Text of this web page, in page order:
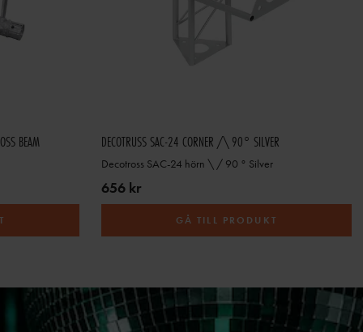
BEAM DECOTRUSS SAC-24 CORNER /\ 90° SILVER
Decotross SAC-24 hörn \ / 90 ° Silver
656 kr
GÅ TILL PRODUKT